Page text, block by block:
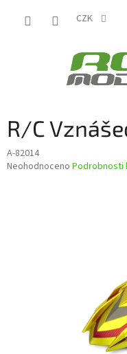
CZK
R/C
A-82014
Průměrné
Neohodnoceno Podrobnosti